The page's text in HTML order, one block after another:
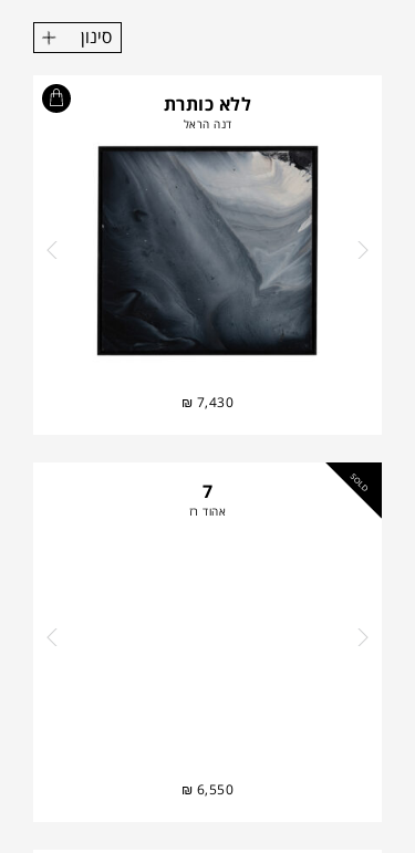
סינון
ללא כותרת
דנה הראל
₪ 7,430
SOLD
7
אהוד רז
₪ 6,550